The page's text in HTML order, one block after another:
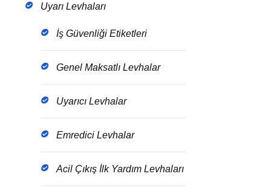
Uyarı Levhaları
İş Güvenliği Etiketleri
Genel Maksatlı Levhalar
Uyarıcı Levhalar
Emredici Levhalar
Acil Çıkış İlk Yardım Levhaları